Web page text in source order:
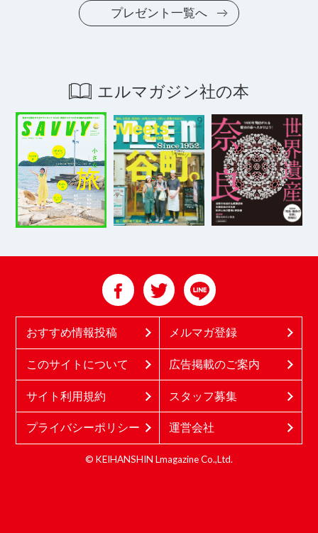
プレゼント一覧へ
エルマガジン社の本
おすすめ情報投稿 メルマガ登録
このサイトについて 広告掲載のご案内
サイト利用規約 スタッフ募集
プライバシーポリシー 運営会社
© KEIHANSHIN Lmagazine Co.,Ltd.